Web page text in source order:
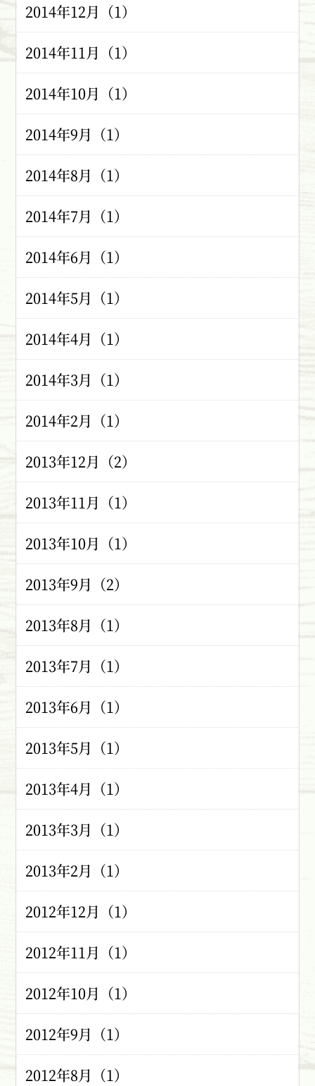
2014年12月（1）
2014年11月（1）
2014年10月（1）
2014年9月（1）
2014年8月（1）
2014年7月（1）
2014年6月（1）
2014年5月（1）
2014年4月（1）
2014年3月（1）
2014年2月（1）
2013年12月（2）
2013年11月（1）
2013年10月（1）
2013年9月（2）
2013年8月（1）
2013年7月（1）
2013年6月（1）
2013年5月（1）
2013年4月（1）
2013年3月（1）
2013年2月（1）
2012年12月（1）
2012年11月（1）
2012年10月（1）
2012年9月（1）
2012年8月（1）